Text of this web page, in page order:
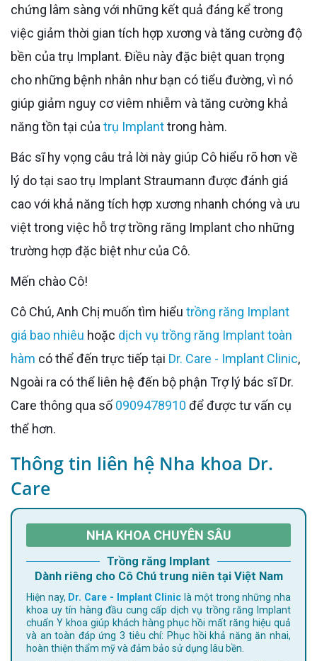
chứng lâm sàng với những kết quả đáng kể trong
việc giảm thời gian tích hợp xương và tăng cường độ
bền của trụ Implant. Điều này đặc biệt quan trọng
cho những bệnh nhân như bạn có tiểu đường, vì nó
giúp giảm nguy cơ viêm nhiễm và tăng cường khả
năng tồn tại của trụ Implanttrong hàm.
Bác sĩ hy vọng câu trả lời này giúp Cô hiểu rõ hơn về
lý do tại sao trụ Implant Straumann được đánh giá
cao với khả năng tích hợp xương nhanh chóng và ưu
việt trong việc hỗ trợ trồng răng Implant cho những
trường hợp đặc biệt như của Cô.
Mến chào Cô!
Cô Chú, Anh Chị muốn tìm hiểu trồng răng Implant
giá bao nhiêu hoặc dịch vụ trồng răng Implant toàn
hàm có thể đến trực tiếp tại Dr. Care - Implant Clinic,
Ngoài ra có thể liên hệ đến bộ phận Trợ lý bác sĩ Dr.
Care thông qua số 0909478910 để được tư vấn cụ
thể hơn.
Thông tin liên hệ Nha khoa Dr.
Care
NHA KHOA CHUYÊN SÂU
Trồng răng Implant
Dành riêng cho Cô Chú trung niên tại Việt Nam
Hiện nay, Dr. Care - Implant Clinic là một trong những nha
khoa uy tín hàng đầu cung cấp dịch vụ trồng răng Implant
chuẩn Y khoa giúp khách hàng phục hồi mất răng hiệu quả
và an toàn đáp ứng 3 tiêu chí: Phục hồi khả năng ăn nhai,
hoàn thiện thẩm mỹ và đảm bảo sử dụng lâu bền.